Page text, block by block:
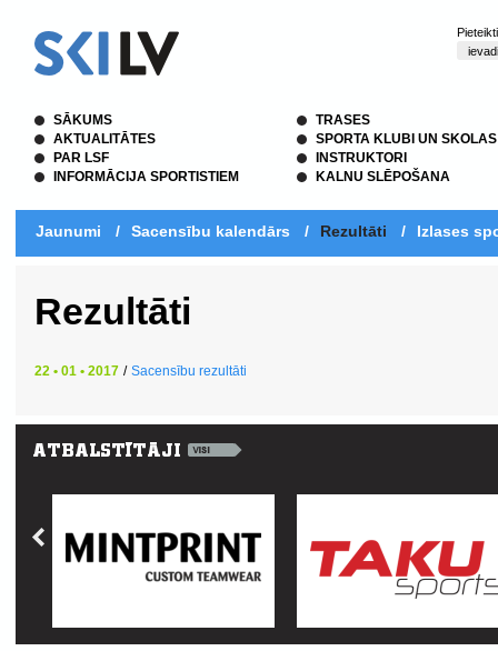
SĀKUMS
AKTUALITĀTES
PAR LSF
INFORMĀCIJA SPORTISTIEM
TRASES
SPORTA KLUBI UN SKOLAS
INSTRUKTORI
KALNU SLĒPOŠANA
Jaunumi / Sacensību kalendārs / Rezultāti / Izlases
Rezultāti
22 • 01 • 2017 / Sacensību rezultāti